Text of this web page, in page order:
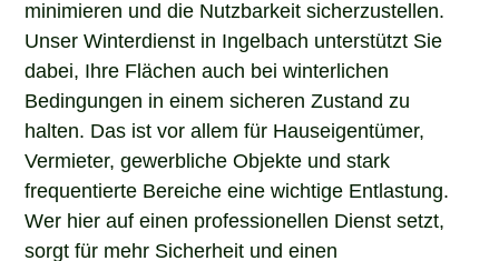
minimieren und die Nutzbarkeit sicherzustellen.
Unser Winterdienst in Ingelbach unterstützt Sie
dabei, Ihre Flächen auch bei winterlichen
Bedingungen in einem sicheren Zustand zu
halten. Das ist vor allem für Hauseigentümer,
Vermieter, gewerbliche Objekte und stark
frequentierte Bereiche eine wichtige Entlastung.
Wer hier auf einen professionellen Dienst setzt,
sorgt für mehr Sicherheit und einen